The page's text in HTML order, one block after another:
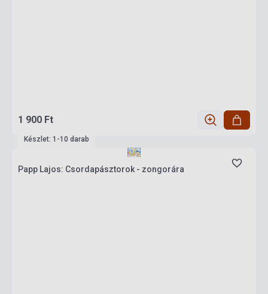
1 900 Ft
Készlet: 1-10 darab
Papp Lajos: Csordapásztorok - zongorára